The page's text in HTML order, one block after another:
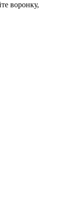
воронку,